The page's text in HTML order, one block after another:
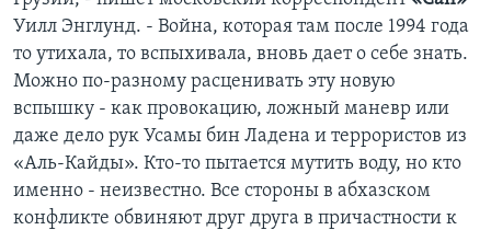
Уилл Энглунд. - Война, которая там после 1994 года
то утихала, то вспыхивала, вновь дает о себе знать.
Можно по-разному расценивать эту новую
вспышку - как провокацию, ложный маневр или
даже дело рук Усамы бин Ладена и террористов из
«Аль-Кайды». Кто-то пытается мутить воду, но кто
именно - неизвестно. Все стороны в абхазском
конфликте обвиняют друг друга в причастности к